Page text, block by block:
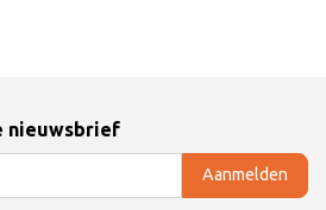
nieuwsbrief
Aanmelden